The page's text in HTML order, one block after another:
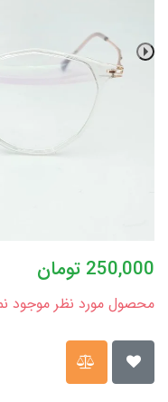
250,000 تومان
محصول مورد نظر موجود